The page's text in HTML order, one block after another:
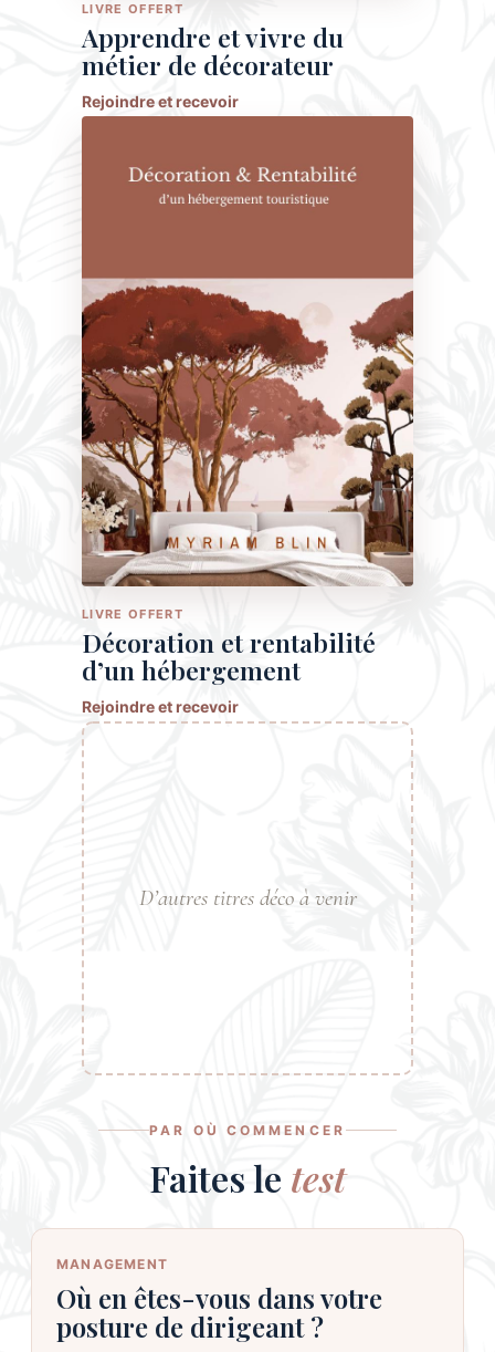
LIVRE OFFERT
Apprendre et vivre du
métier de décorateur
Rejoindre et recevoir
LIVRE OFFERT
Décoration et rentabilité
d’un hébergement
Rejoindre et recevoir
D’autres titres déco à venir
PAR OÙ COMMENCER
Faites le test
MANAGEMENT
Où en êtes-vous dans votre
posture de dirigeant ?